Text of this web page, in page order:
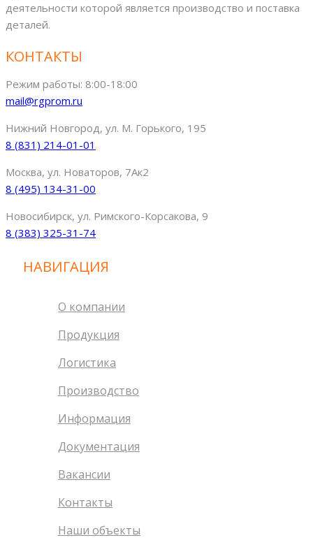
деятельности которой является производство и поставка
деталей.
КОНТАКТЫ
Режим работы: 8:00-18:00
mail@rgprom.ru
Нижний Новгород, ул. М. Горького, 195
8 (831) 214-01-01
Москва, ул. Новаторов, 7Ак2
8 (495) 134-31-00
Новосибирск, ул. Римского-Корсакова, 9
8 (383) 325-31-74
НАВИГАЦИЯ
О компании
Продукция
Логистика
Производство
Информация
Документация
Вакансии
Контакты
Наши объекты